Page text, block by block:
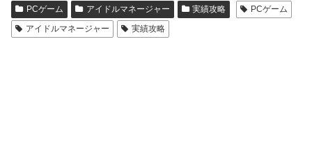
PCゲーム アイドルマネージャー 実績攻略
PCゲーム
アイドルマネージャー
実績攻略